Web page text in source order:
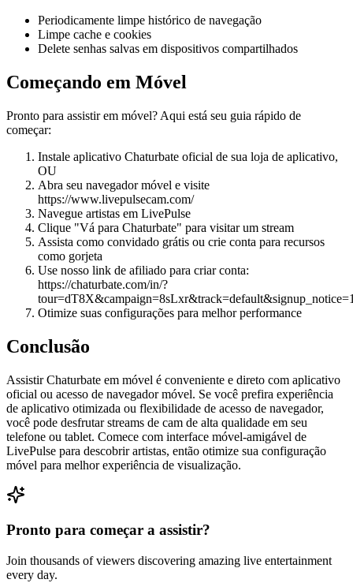
Periodicamente limpe histórico de navegação
Limpe cache e cookies
Delete senhas salvas em dispositivos compartilhados
Começando em Móvel
Pronto para assistir em móvel? Aqui está seu guia rápido de
começar:
Instale aplicativo Chaturbate oficial de sua loja de aplicativo,
OU
Abra seu navegador móvel e visite
https://www.livepulsecam.com/
Navegue artistas em LivePulse
Clique "Vá para Chaturbate" para visitar um stream
Assista como convidado grátis ou crie conta para recursos
como gorjeta
Use nosso link de afiliado para criar conta:
https://chaturbate.com/in/?
Otimize suas configurações para melhor performance
Conclusão
Assistir Chaturbate em móvel é conveniente e direto com aplicativo
oficial ou acesso de navegador móvel. Se você prefira experiência
de aplicativo otimizada ou flexibilidade de acesso de navegador,
você pode desfrutar streams de cam de alta qualidade em seu
telefone ou tablet. Comece com interface móvel-amigável de
LivePulse para descobrir artistas, então otimize sua configuração
móvel para melhor experiência de visualização.
Pronto para começar a assistir?
Join thousands of viewers discovering amazing live entertainment
every day.